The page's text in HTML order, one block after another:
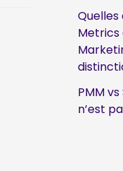
Metrics
PMM
n’est